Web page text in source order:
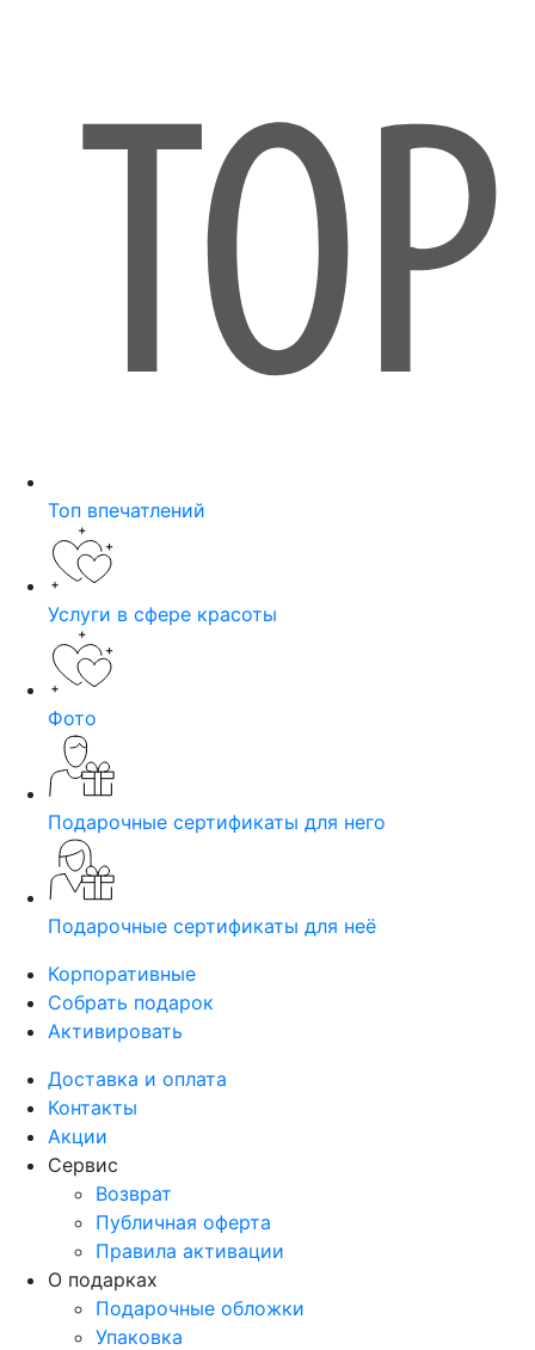
Топ впечатлений
Услуги в сфере красоты
Фото
Подарочные сертификаты для него
Подарочные сертификаты для неё
Корпоративные
Собрать подарок
Активировать
Доставка и оплата
Контакты
Акции
Сервис
Возврат
Публичная оферта
Правила активации
О подарках
Подарочные обложки
Упаковка